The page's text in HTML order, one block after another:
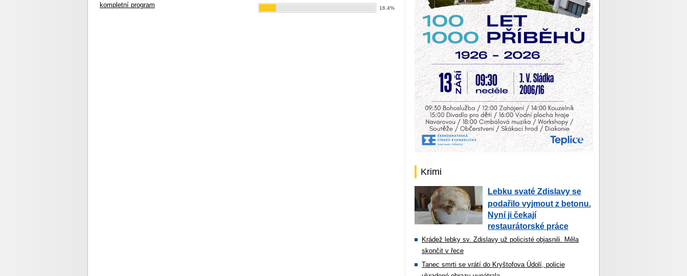
kompletní program
16.4%
Krimi
Lebku svaté Zdislavy se
podařilo vyjmout z betonu.
Nyní ji čekají
restaurátorské práce
Krádež lebky sv. Zdislavy už policisté objasnili. Měla
skončit v řece
Tanec smrti se vrátí do Kryštofova Údolí, policie